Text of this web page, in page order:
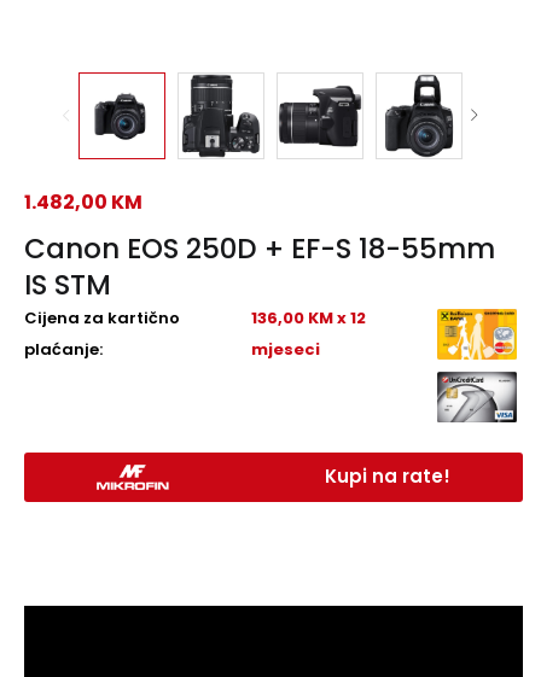
Canon EOS 250D + EF-S 18-55mm
IS STM
1.482,00 KM
Cijena za kartično
plaćanje:
136,00 KM x 12
mjeseci
Kupi na rate!